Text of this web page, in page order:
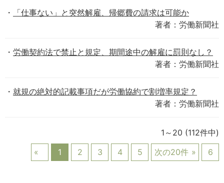
「仕事ない」と突然解雇、帰郷費の請求は可能か
著者：労働新聞社
労働契約法で禁止と規定、期間途中の解雇に罰則なし？
著者：労働新聞社
就規の絶対的記載事項だが労働協約で割増率規定？
著者：労働新聞社
1～20 (112件中)
1
2 3 4 5 次の20件 6